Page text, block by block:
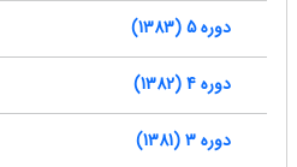
دوره 5 (1383)
دوره 4 (1382)
دوره 3 (1381)